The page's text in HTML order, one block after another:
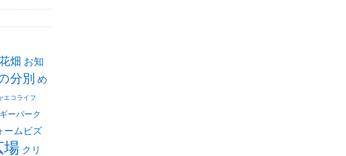
畑 お知
分別 め
エコライフ
ーパーク
ームビズ
場 クリ